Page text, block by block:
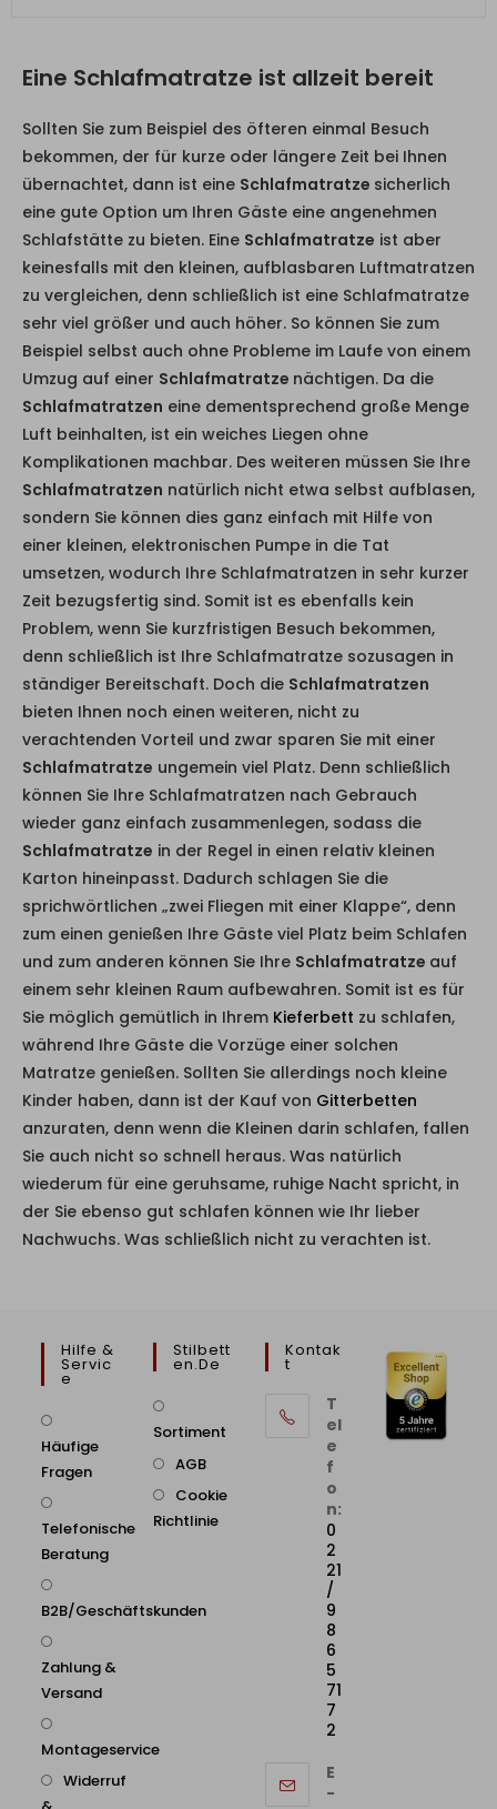
Eine Schlafmatratze ist allzeit bereit
Sollten Sie zum Beispiel des öfteren einmal Besuch
bekommen, der für kurze oder längere Zeit bei Ihnen
übernachtet, dann ist eine Schlafmatratze sicherlich
eine gute Option um Ihren Gäste eine angenehmen
Schlafstätte zu bieten. Eine Schlafmatratze ist aber
keinesfalls mit den kleinen, aufblasbaren Luftmatratzen
zu vergleichen, denn schließlich ist eine Schlafmatratze
sehr viel größer und auch höher. So können Sie zum
Beispiel selbst auch ohne Probleme im Laufe von einem
Umzug auf einer Schlafmatratze nächtigen. Da die
Schlafmatratzen eine dementsprechend große Menge
Luft beinhalten, ist ein weiches Liegen ohne
Komplikationen machbar. Des weiteren müssen Sie Ihre
Schlafmatratzen natürlich nicht etwa selbst aufblasen,
sondern Sie können dies ganz einfach mit Hilfe von
einer kleinen, elektronischen Pumpe in die Tat
umsetzen, wodurch Ihre Schlafmatratzen in sehr kurzer
Zeit bezugsfertig sind. Somit ist es ebenfalls kein
Problem, wenn Sie kurzfristigen Besuch bekommen,
denn schließlich ist Ihre Schlafmatratze sozusagen in
ständiger Bereitschaft. Doch die Schlafmatratzen
bieten Ihnen noch einen weiteren, nicht zu
verachtenden Vorteil und zwar sparen Sie mit einer
Schlafmatratze ungemein viel Platz. Denn schließlich
können Sie Ihre Schlafmatratzen nach Gebrauch
wieder ganz einfach zusammenlegen, sodass die
Schlafmatratze in der Regel in einen relativ kleinen
Karton hineinpasst. Dadurch schlagen Sie die
sprichwörtlichen „zwei Fliegen mit einer Klappe“, denn
zum einen genießen Ihre Gäste viel Platz beim Schlafen
und zum anderen können Sie Ihre Schlafmatratze auf
einem sehr kleinen Raum aufbewahren. Somit ist es für
Sie möglich gemütlich in Ihrem Kieferbett zu schlafen,
während Ihre Gäste die Vorzüge einer solchen
Matratze genießen. Sollten Sie allerdings noch kleine
Kinder haben, dann ist der Kauf von Gitterbetten
anzuraten, denn wenn die Kleinen darin schlafen, fallen
Sie auch nicht so schnell heraus. Was natürlich
wiederum für eine geruhsame, ruhige Nacht spricht, in
der Sie ebenso gut schlafen können wie Ihr lieber
Nachwuchs. Was schließlich nicht zu verachten ist.
Hilfe &
Servic
E
Häufige
Fragen
Telefonische
Beratung
B2B/Geschäftskunden
Zahlung &
Versand
Montageservice
Widerruf
Stilbett
En.de
Sortiment
AGB
Cookie
Richtlinie
Kontak
T
T
el
e
f
o
n:
0
2
21
/
9
8
6
5
71
7
2
E
-